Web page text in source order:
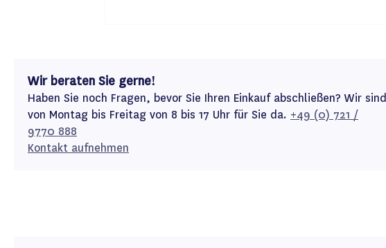
Wir beraten Sie gerne!
Haben Sie noch Fragen, bevor Sie Ihren Einkauf abschließen? Wir sind
von Montag bis Freitag von 8 bis 17 Uhr für Sie da. +49 (0) 721 /
9770 888
Kontakt aufnehmen